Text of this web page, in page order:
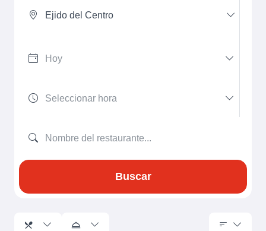
Ejido del Centro
Buscar